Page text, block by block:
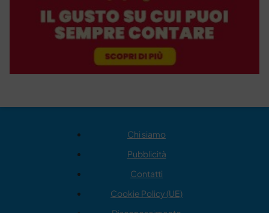
Chi siamo
Pubblicità
Contatti
Cookie Policy (UE)